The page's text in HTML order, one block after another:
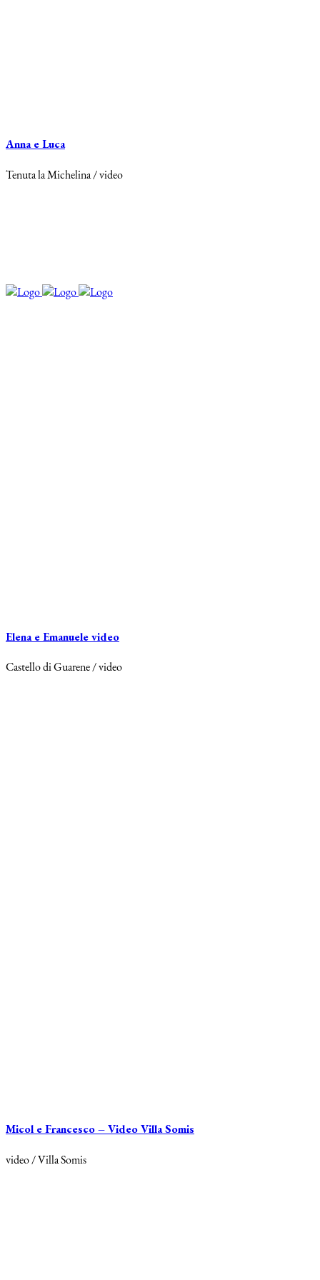
Anna e Luca
Tenuta la Michelina / video
Elena e Emanuele video
Castello di Guarene / video
Micol e Francesco – Video Villa Somis
video / Villa Somis